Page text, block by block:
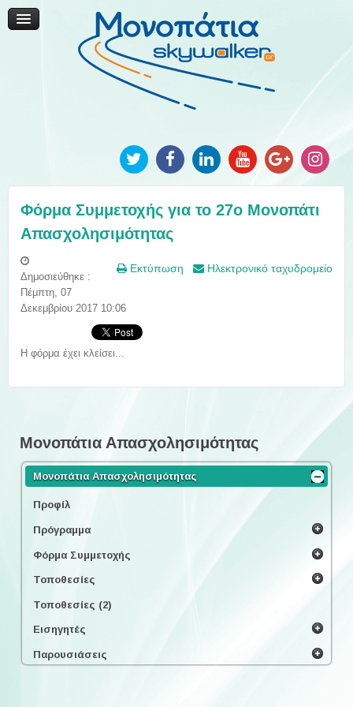
Μονοπάτια Καινοτομίας
Μονοπάτια Τοπικής Ανάπτυξης
Ανακοινώσεις
Φωτογραφίες
Φόρμα Συμμετοχής για το 27ο Μονοπάτι
Απασχολησιμότητας
Εκτύπωση Ηλεκτρονικό ταχυδρομείο
Δημοσιεύθηκε :
Πέμπτη, 07
Δεκεμβρίου 2017 10:06
Η φόρμα έχει κλείσει...
Μονοπάτια Απασχολησιμότητας
Μονοπάτια Απασχολησιμότητας
Προφίλ
Πρόγραμμα
Φόρμα Συμμετοχής
Τοποθεσίες
Τοποθεσίες (2)
Εισηγητές
Παρουσιάσεις